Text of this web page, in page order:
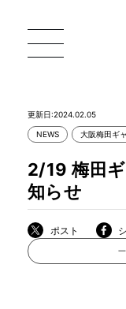
一枚板
更新日:2024.02.05
NEWS 大阪梅田ギ
2/19 梅田
知らせ
ポスト